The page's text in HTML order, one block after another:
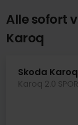
Alle sofort
Karoq
Skoda Karoq